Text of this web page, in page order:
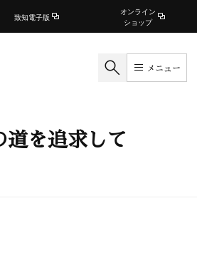
致知電子版
オンライン
ショップ
メニュー
を追求して